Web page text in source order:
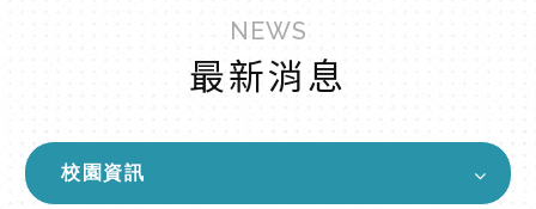
NEWS
最新消息
校園資訊